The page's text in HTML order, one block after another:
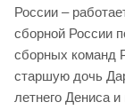
России –
сборной России
сборных команд
старшую дочь
летнего Дениса